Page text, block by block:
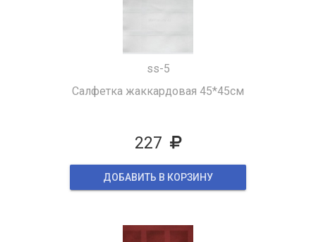
ss-5
Салфетка жаккардовая 45*45см
227
ДОБАВИТЬ В КОРЗИНУ